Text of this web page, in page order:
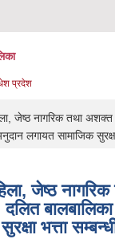
प्रदेश
जेष्ठ नागरिक तथा अशक्त
लगायत सामाजिक
जेष्ठ
भत्ता